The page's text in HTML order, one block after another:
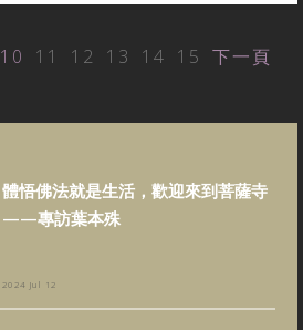
10 11 12 13 14 15 下一頁
體悟佛法就是生活，歡迎來到菩薩寺
——專訪葉本殊
2024 Jul 12